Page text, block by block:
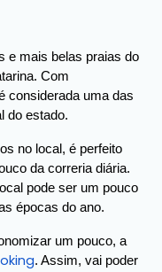
e mais belas praias do
Com
considerada uma das
do estado.
no local, é perfeito
da correria diária.
pode ser um pouco
épocas do ano.
um pouco, a
. Assim, vai poder